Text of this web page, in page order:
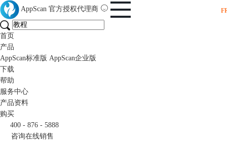
AppScan 官方授权代理商
首页
产品
AppScan标准版 AppScan企业版
下载
帮助
服务中心
产品资料
购买
400 - 876 - 5888
咨询在线销售